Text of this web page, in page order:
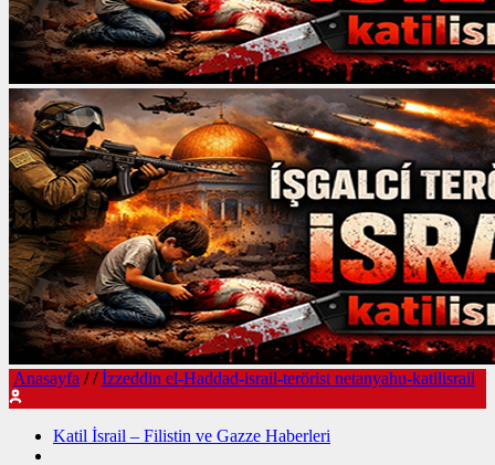
Anasayfa / / İzzeddin el-Haddad-israil-terörist netanyahu-katilisrail
Katil İsrail – Filistin ve Gazze Haberleri